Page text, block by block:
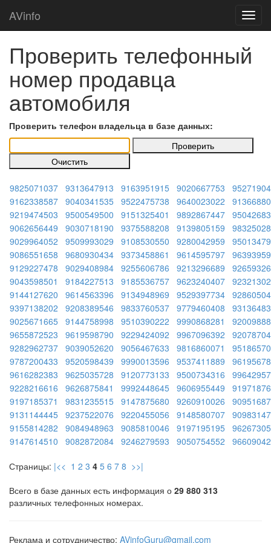
AVinfo
Проверить телефонный
номер продавца
автомобиля
Проверить телефон владельца в базе данных:
9825071037 9313647913 9163951915 9020667753
9162338587 9040341535 9522475738 9640023022
9219474503
9500549500 9151325401 9892867447
9062656449
9030718190 9375588208 9139805159
9029964052
9509993029 9108530550 9280042959
9086551658
9680930434 9373458861 9614595797
9129227478
9029408984 9255606786 9213296689
9043598501
9184227513 9185536757 9623240407
9144127620
9614563396 9134948969 9529397734
9397138202
9208389546 9833760537 9779460408
9025671665 9144758998 9510390222 9990868281
9655872523
9619598790 9229424092 9967096392
9282962737 9039052620 9056467633 9816860071
9787200433
9520598439 9990013596 9537411889
9616282383
9625035728 9120773133 9500734316
9228216616
9626875841 9992448645 9606955449
9197185371
9831235515 9147875680 9260910026
9131144445 9237522076 9220455056 9148580707
9155814282
9084948963 9085810046 9197195195
9147614510
9082872084 9246279593 9050754552
Страницы: |<< 1 2 3 4 5 6 7 8 >>|
Всего в базе данных есть информация о 29 880 313
различных телефонных номерах.
Реклама и сотрудничество: AVinfoGuru@gmail.com